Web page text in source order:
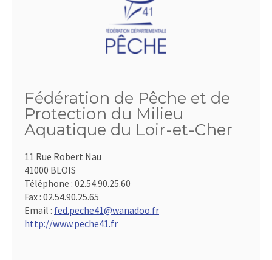
Fédération de Pêche et de
Protection du Milieu
Aquatique du Loir-et-Cher
11 Rue Robert Nau
41000 BLOIS
Téléphone : 02.54.90.25.60
Fax : 02.54.90.25.65
Email : fed.peche41@wanadoo.fr
http://www.peche41.fr